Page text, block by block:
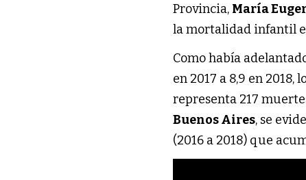
Provincia, María
la mortalidad infantil
Como había
en 2017 a 8,9 en
representa 217
Buenos Aires, se
(2016 a 2018) que